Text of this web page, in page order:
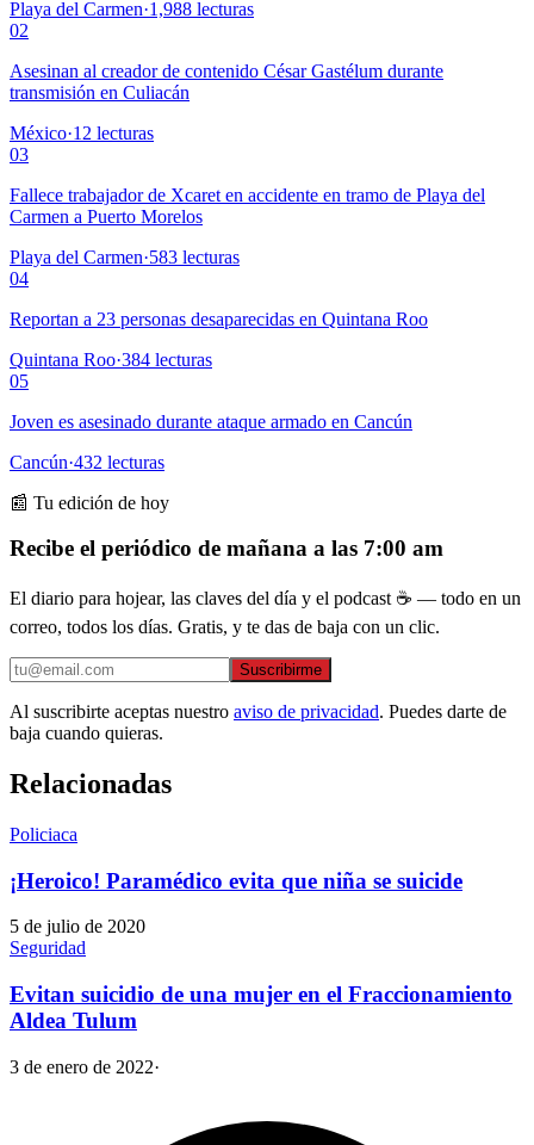
Playa del Carmen·1,988 lecturas
02
Asesinan al creador de contenido César Gastélum durante
transmisión en Culiacán
México·12 lecturas
03
Fallece trabajador de Xcaret en accidente en tramo de Playa del
Carmen a Puerto Morelos
Playa del Carmen·583 lecturas
04
Reportan a 23 personas desaparecidas en Quintana Roo
Quintana Roo·384 lecturas
05
Joven es asesinado durante ataque armado en Cancún
Cancún·432 lecturas
📰 Tu edición de hoy
Recibe el periódico de mañana a las 7:00 am
El diario para hojear, las claves del día y el podcast ☕ — todo en un
correo, todos los días. Gratis, y te das de baja con un clic.
Suscribirme
Al suscribirte aceptas nuestro aviso de privacidad. Puedes darte de
baja cuando quieras.
Relacionadas
Policiaca
¡Heroico! Paramédico evita que niña se suicide
5 de julio de 2020
Seguridad
Evitan suicidio de una mujer en el Fraccionamiento
Aldea Tulum
3 de enero de 2022·